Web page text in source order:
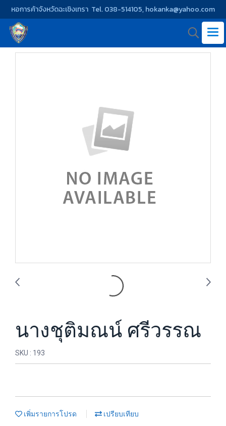
หอการค้าจังหวัดฉะเชิงเทรา Tel. 038-514105, hokanka@yahoo.com
นางชุติมณน์ ศรีวรรณ
SKU : 193
เพิ่มรายการโปรด เปรียบเทียบ